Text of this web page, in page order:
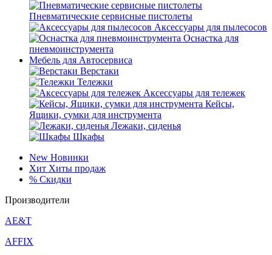
Пневматические сервисные пистолеты
Аксессуары для пылесосов
Оснастка для
пневмоинструмента
Мебель для Автосервиса
Верстаки
Тележки
Аксессуары для тележек
Кейсы,
Ящики, сумки для инструмента
Лежаки, сиденья
Шкафы
New Новинки
Хит Хиты продаж
% Скидки
Производители
AE&T
AFFIX